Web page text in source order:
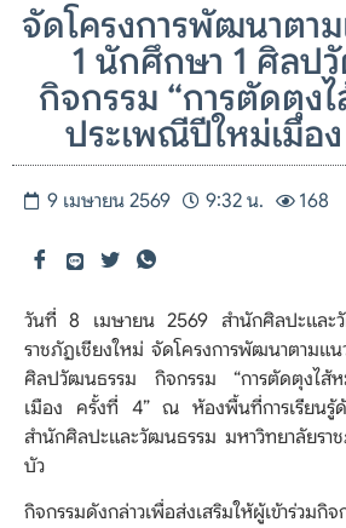
จัดโครงการพัฒนาตา
1 นักศึกษา 1 ศิลป
กิจกรรม “การตัดตุง
ประเพณีปีใหม่เมือ
9 เมษายน 2569 9:32 น. 168
วันที่ 8 เมษายน 2569 สำนักศิลปะและ
ราชภัฏเชียงใหม่ จัดโครงการพัฒนาตามแ
ศิลปวัฒนธรรม กิจกรรม “การตัดตุงไส้
เมือง ครั้งที่ 4” ณ ห้องพื้นที่การเรียนรู้
สำนักศิลปะและวัฒนธรรม มหาวิทยาลัยรา
บัว
กิจกรรมดังกล่าวเพื่อส่งเสริมให้ผู้เข้าร่วมกิ